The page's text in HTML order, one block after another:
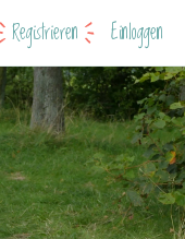
Registrieren Einloggen